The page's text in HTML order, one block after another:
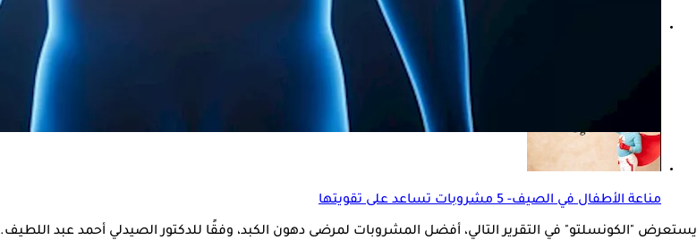
مناعة الأطفال في الصيف- 5 مشروبات تساعد على تقويتها
يستعرض "الكونسلتو" في التقرير التالي، أفضل المشروبات لمرضى دهون الكبد، وفقًا للدكتور الصيدلي أحمد عبد اللطيف.